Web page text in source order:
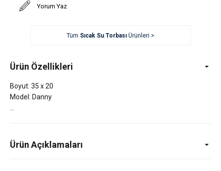
Yorum Yaz
Tüm Sıcak Su TorbasıÜrünleri >
Ürün Özellikleri
Boyut: 35 x 20
Model: Danny
Ürün Açıklamaları